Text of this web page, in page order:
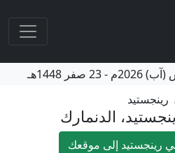
-23 صفر 1448هـ
رينجستيد
الدنمارك
رينجستيد إلى موقعك